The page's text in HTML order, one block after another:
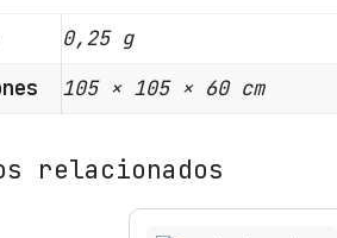
0,25 g
105 × 105 × 60 cm
relacionados